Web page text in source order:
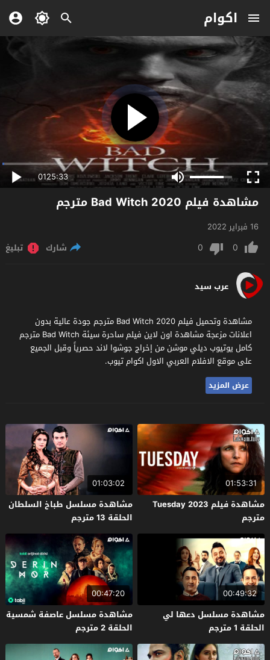
اكوام
0125:33
مشاهدة فيلم Bad Witch 2020 مترجم
16 فبراير 2022
0
0 شارك تبليغ
عرب سيد
مشاهدة وتحميل فيلم Bad Witch 2020 مترجم جودة عالية بدون
اعلانات مزعجة مشاهدة اون لاين فيلم ساحرة سيئة Bad Witch مترجم
كامل يوتيوب ديلي موشن من إخراج جوشوا لاند حصرياً وقبل الجميع
على موقع الافلام العربي الاول اكوام تيوب.
عرض المزيد
01:53:31
مشاهدة فيلم Tuesday 2023
مترجم
01:03:02
مشاهدة مسلسل طباخ السلطان
الحلقة 13 مترجم
00:49:32
مشاهدة مسلسل دعها لي
الحلقة 1 مترجم
00:47:20
مشاهدة مسلسل عاصفة شمسية
الحلقة 2 مترجم